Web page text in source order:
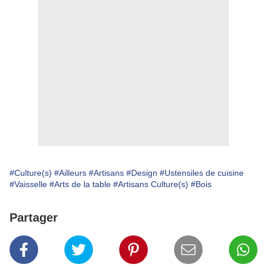
#Culture(s) #Ailleurs #Artisans #Design #Ustensiles de cuisine
#Vaisselle #Arts de la table #Artisans Culture(s) #Bois
Partager